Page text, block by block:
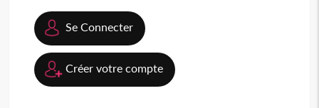
Se Connecter
Créer votre compte